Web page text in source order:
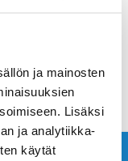
ja mainosten
Lisäksi
ja analytiikka-
käytät